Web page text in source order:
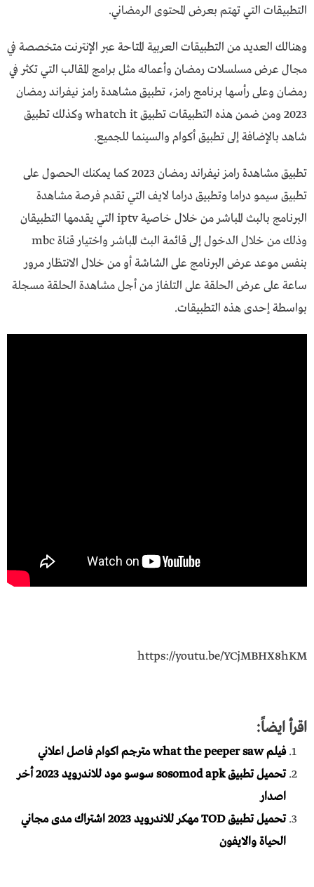
التطبيقات التي تهتم بعرض المحتوى الرمضاني.
وهنالك العديد من التطبيقات العربية المتاحة عبر الإنترنت متخصصة في
مجال عرض مسلسلات رمضان وأعماله مثل برامج المقالب التي تكثر في
رمضان وعلى رأسها برنامج رامز، تطبيق مشاهدة رامز نيفراند رمضان
2023 ومن ضمن هذه التطبيقات تطبيق whatch it وكذلك تطبيق
شاهد بالإضافة إلى تطبيق أكوام والسينما للجميع.
تطبيق مشاهدة رامز نيفراند رمضان 2023 كما يمكنك الحصول على
تطبيق سيمو دراما وتطبيق دراما لايف التي تقدم فرصة مشاهدة
البرنامج بالبث المباشر من خلال خاصية iptv التي يقدمها التطبيقان
وذلك من خلال الدخول إلى قائمة البث المباشر واختيار قناة mbc
بنفس موعد عرض البرنامج على الشاشة أو من خلال الانتظار مرور
ساعة على عرض الحلقة على التلفاز من أجل مشاهدة الحلقة مسجلة
بواسطة إحدى هذه التطبيقات.
https://youtu.be/YCjMBHX8hKM
اقرأ ايضاً:
فيلم what the peeper saw مترجم اكوام فاصل اعلاني
تحميل تطبيق sosomod apk سوسو مود للاندرويد 2023 أخر
اصدار
تحميل تطبيق TOD مهكر للاندرويد 2023 اشتراك مدى مجاني
الحياة والايفون